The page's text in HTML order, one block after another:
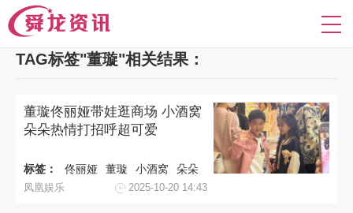
TAG标签"董璇"相关结果：
董璇佟丽娅带娃逛商场 小酒窝
朵朵热情打招呼超可爱
标签： 佟丽娅 董璇 小酒窝 朵朵
凤凰娱乐 2025-10-20 14:43